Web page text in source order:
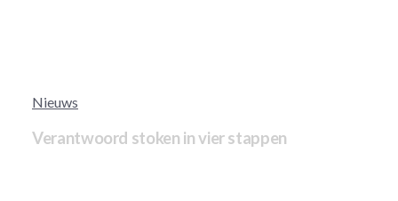
Nieuws
Verantwoord stoken in vier stappen